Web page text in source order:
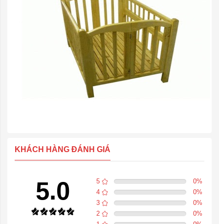
KHÁCH HÀNG ĐÁNH GIÁ
5.0 5 0%
4
0%
3
0%
2
0%